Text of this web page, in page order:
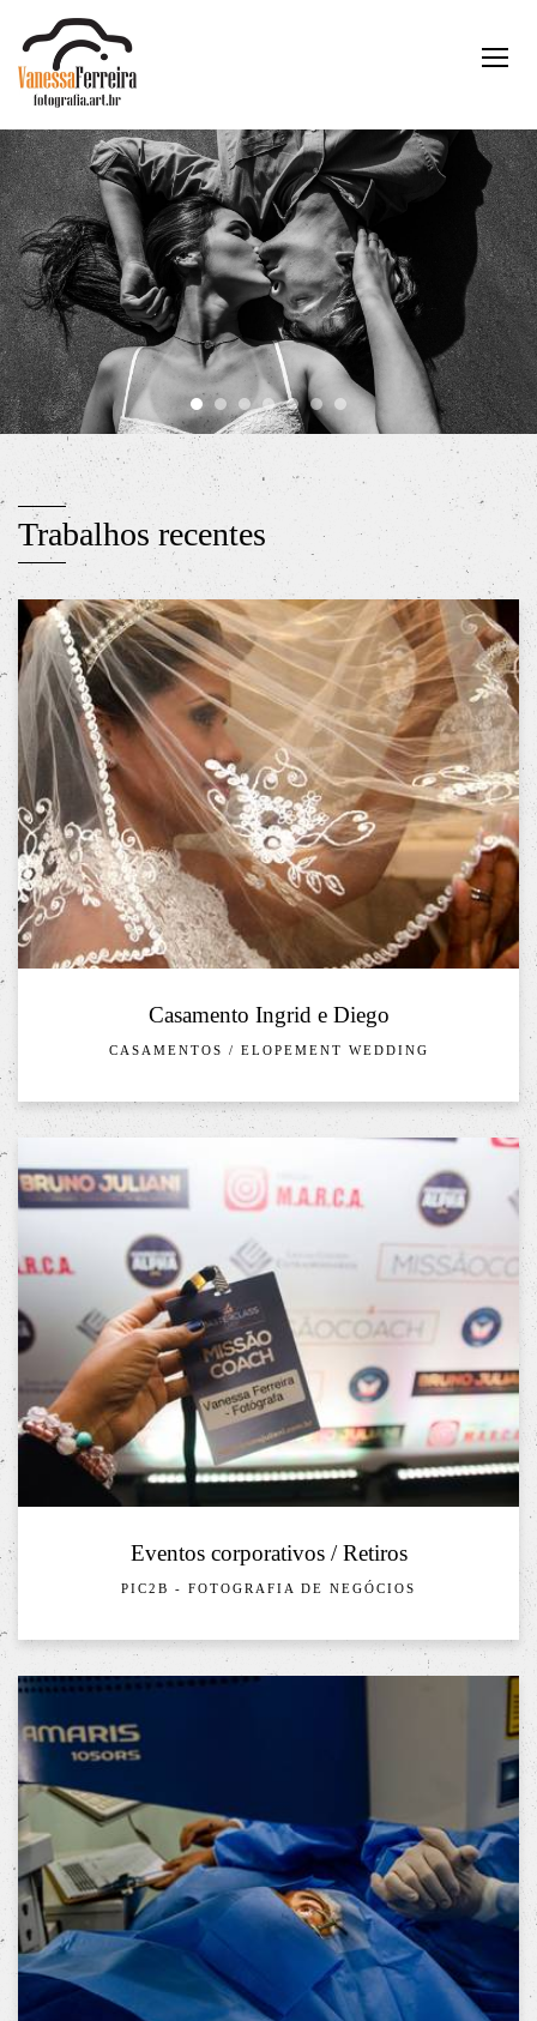
Trabalhos recentes
Casamento Ingrid e Diego
CASAMENTOS / ELOPEMENT WEDDING
Eventos corporativos / Retiros
PIC2B - FOTOGRAFIA DE NEGÓCIOS